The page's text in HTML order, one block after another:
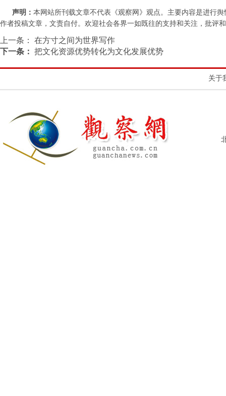
声明： 本网站所刊载文章不代表《观察网》观点。主要内容是进行
作者投稿文章，文责自付。欢迎社会各界一如既往的支持和关注，批评和
上一条：
在方寸之间为世界写作
下一条： 把文化资源优势转化为文化发展优势
关于